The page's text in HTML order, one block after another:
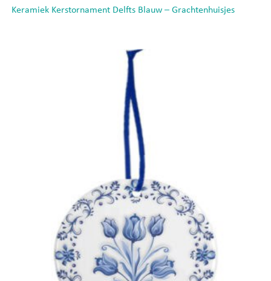
Keramiek Kerstornament Delfts Blauw – Grachtenhuisjes